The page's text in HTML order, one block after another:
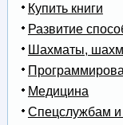
Купить книги
Развитие
Шахматы,
Медицина
Спецслужбам и